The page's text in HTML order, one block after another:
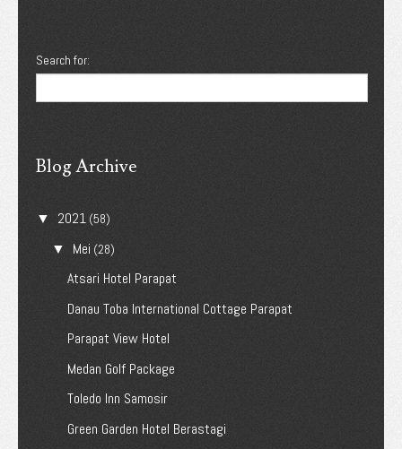
Search for:
Blog Archive
▼ 2021 (58)
▼ Mei (28)
Atsari Hotel Parapat
Danau Toba International Cottage Parapat
Parapat View Hotel
Medan Golf Package
Toledo Inn Samosir
Green Garden Hotel Berastagi